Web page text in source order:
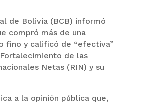
de Bolivia (BCB) informó
compró más de una
fino y calificó de “efectiva”
de las
Netas (RIN) y su
a la opinión pública que,